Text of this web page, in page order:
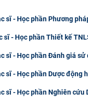
sĩ - Học phần Phương
sĩ - Học phần Thiết kế
sĩ - Học phần Đánh giá
sĩ - Học phần Dược động
sĩ - Học phần Nghiên